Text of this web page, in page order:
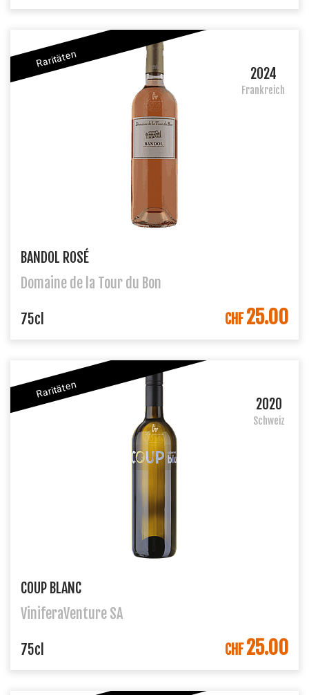
Raritäten
2024
Frankreich
BANDOL ROSÉ
Domaine de la Tour du Bon
IN DEN WARENKORB
75cl CHF25.00
Raritäten
2020
Schweiz
COUP BLANC
ViniferaVenture SA
IN DEN WARENKORB
75cl CHF25.00